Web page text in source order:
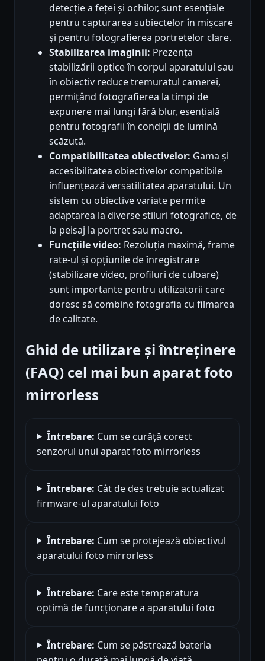
detecție a feței și ochilor, sunt esențiale
pentru capturarea subiectelor în mișcare
și pentru fotografierea portretelor clare.
Stabilizarea imaginii: Prezența
stabilizării optice în corpul aparatului sau
în obiectiv reduce tremuratul camerei,
permițând fotografierea la timpi de
expunere mai lungi fără blur, esențială
pentru fotografii în condiții de lumină
scăzută.
Compatibilitatea obiectivelor: Gama și
accesibilitatea obiectivelor compatibile
influențează versatilitatea aparatului. Un
sistem cu obiective variate permite
adaptarea la diverse stiluri fotografice, de
la peisaj la portret sau macro.
Funcțiile video: Rezoluția maximă, frame
rate-ul și opțiunile de înregistrare
(stabilizare video, profiluri de culoare)
sunt importante pentru utilizatorii care
doresc să combine fotografia cu filmarea
de calitate.
Ghid de utilizare și întreținere
(FAQ) cel mai bun aparat foto
mirrorless
Întrebare: Cum se curăță corect
senzorul unui aparat foto mirrorless
Întrebare: Cât de des trebuie actualizat
firmware-ul aparatului foto
Întrebare: Cum se protejează obiectivul
aparatului foto mirrorless
Întrebare: Care este temperatura
optimă de funcționare a aparatului foto
Întrebare: Cum se păstrează bateria